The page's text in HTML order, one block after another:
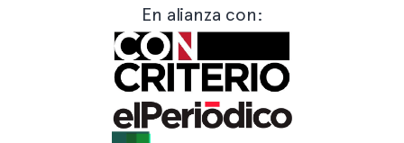
En alianza con: